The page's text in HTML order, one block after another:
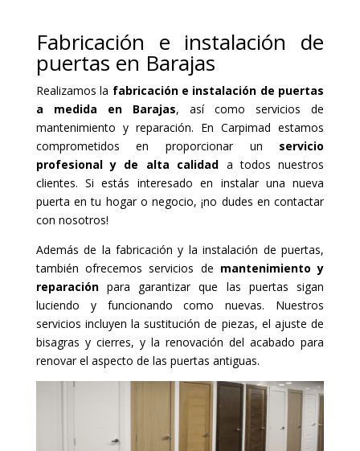
Fabricación e instalación de
puertas en Barajas
Realizamos la fabricación e instalación de puertas
a medida en Barajas, así como servicios de
mantenimiento y reparación. En Carpimad estamos
comprometidos en proporcionar un servicio
profesional y de alta calidad a todos nuestros
clientes. Si estás interesado en instalar una nueva
puerta en tu hogar o negocio, ¡no dudes en contactar
con nosotros!
Además de la fabricación y la instalación de puertas,
también ofrecemos servicios de mantenimiento y
reparaciónpara garantizar que las puertas sigan
luciendo y funcionando como nuevas. Nuestros
servicios incluyen la sustitución de piezas, el ajuste de
bisagras y cierres, y la renovación del acabado para
renovar el aspecto de las puertas antiguas.